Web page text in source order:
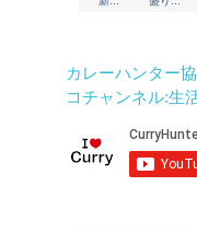
カレーハンター
コチャンネル:生